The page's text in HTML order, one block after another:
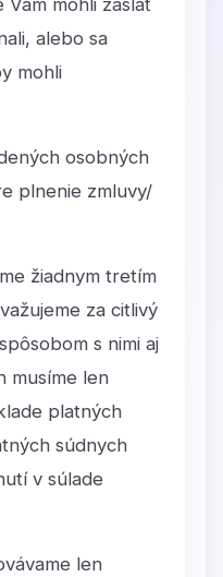
mohli zaslať
alebo sa
mohli
osobných
plnenie zmluvy/
žiadnym tretím
za citlivý
s nimi aj
musíme len
platných
súdnych
v súlade
len